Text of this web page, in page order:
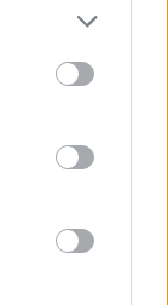
more Google
may click to
party tags to
below Google
και το
από
την
που
γιος του –
3 χρόνια»